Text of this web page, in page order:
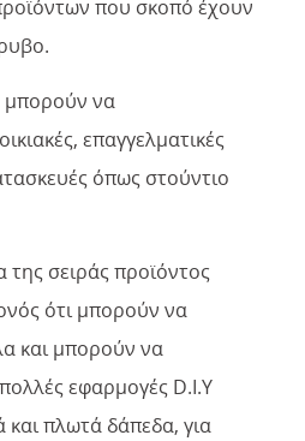
που σκοπό έχουν
μπορούν να
επαγγελματικές
όπως στούντιο
σειράς προϊόντος
ότι μπορούν να
και μπορούν να
εφαρμογές D.I.Y
και πλωτά δάπεδα, για